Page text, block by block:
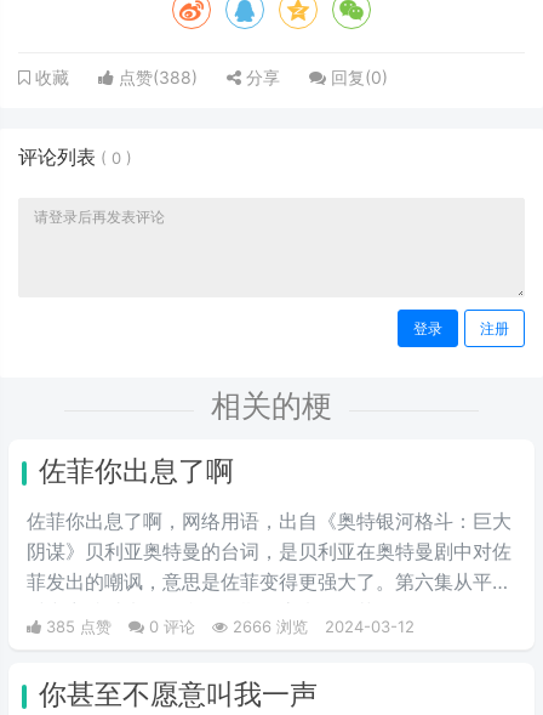
收藏 点赞(388) 分享 回复(0)
评论列表 ( 0 )
登录 注册
相关的梗
佐菲你出息了啊
佐菲你出息了啊，网络用语，出自《奥特银河格斗：巨大
阴谋》贝利亚奥特曼的台词，是贝利亚在奥特曼剧中对佐
菲发出的嘲讽，意思是佐菲变得更强大了。第六集从平行
时空穿越过来的贝利亚早期形态嘲讽佐菲，你还有星星的
标志啊，佐菲你出息了。
385 点赞 0 评论 2666 浏览 2024-03-12
你甚至不愿意叫我一声